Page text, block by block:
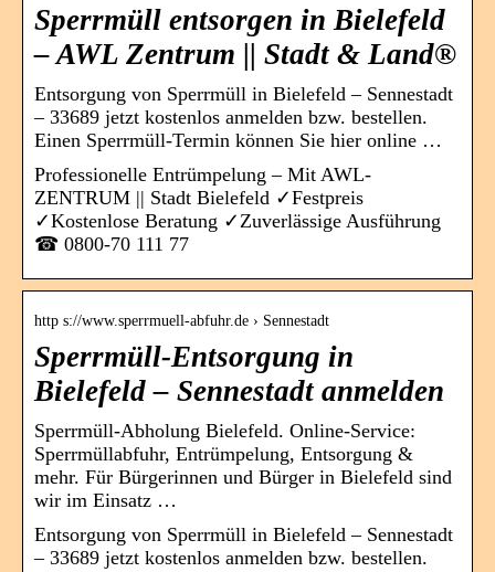
Sperrmüll entsorgen in Bielefeld
– AWL Zentrum || Stadt & Land®
Entsorgung von Sperrmüll in Bielefeld – Sennestadt
– 33689 jetzt kostenlos anmelden bzw. bestellen.
Einen Sperrmüll-Termin können Sie hier online …
Professionelle Entrümpelung – Mit AWL-
ZENTRUM || Stadt Bielefeld ✓Festpreis
✓Kostenlose Beratung ✓Zuverlässige Ausführung
☎︎ 0800-70 111 77
http s://www.sperrmuell-abfuhr.de › Sennestadt
Sperrmüll-Entsorgung in
Bielefeld – Sennestadt anmelden
Sperrmüll-Abholung Bielefeld. Online-Service:
Sperrmüllabfuhr, Entrümpelung, Entsorgung &
mehr. Für Bürgerinnen und Bürger in Bielefeld sind
wir im Einsatz …
Entsorgung von Sperrmüll in Bielefeld – Sennestadt
– 33689 jetzt kostenlos anmelden bzw. bestellen.